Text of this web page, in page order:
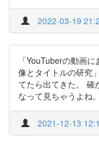
2022-03-19
「YouTuberの動画
像とタイトルの研究
てたら出てきた。 確
なって見ちゃうよね。
2021-12-13